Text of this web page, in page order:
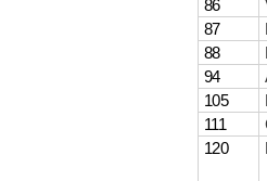
86
87
88
94
105
111
120